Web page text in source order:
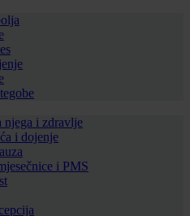
njega i zdravlje
i dojenje
i PMS